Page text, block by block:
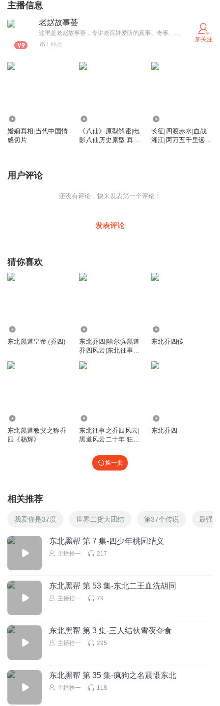
主播信息
老赵故事荟
这里是老赵故事荟，专讲老百姓爱听的真事、奇事、暖心事。不绕弯、不煽情，用最实在的讲述，陪你度过轻松愉快的时光。关注我，好故事天天有。
1.66万
加关注
婚姻真相|当代中国情
感切片
《八仙》原型解密|电
影八仙历史原型|真实
长征|四渡赤水|血战
湘江|两万五千里远征
用户评论
还没有评论，快来发表第一个评论！
发表评论
猜你喜欢
东北黑道皇帝 (乔四)
东北乔四|哈尔滨黑道
乔四风云|东北往事|
东北乔四传
东北黑道教父之称乔
四《杨辉》
东北往事之乔四风云|
黑道风云二十年|狂飙
东北乔四
换一批
相关推荐
我爱你是37度 世界二货大团结 第37个传说 最强
东北黑帮 第 7 集-四少年桃园结义
主播拾一 217
东北黑帮 第 53 集-东北二王血洗胡同
主播拾一 79
东北黑帮 第 3 集-三人结伙雪夜夺食
主播拾一 295
东北黑帮 第 35 集-疯狗之名震慑东北
主播拾一 118